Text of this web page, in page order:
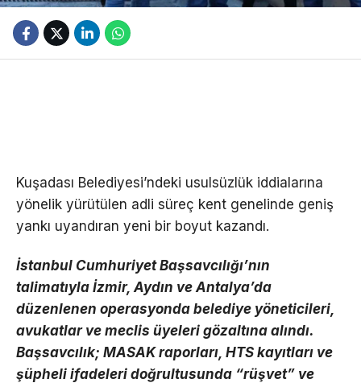
Kuşadası Belediyesi’ndeki usulsüzlük iddialarına
yönelik yürütülen adli süreç kent genelinde geniş
yankı uyandıran yeni bir boyut kazandı.
İstanbul Cumhuriyet Başsavcılığı’nın
talimatıyla İzmir, Aydın ve Antalya’da
düzenlenen operasyonda belediye yöneticileri,
avukatlar ve meclis üyeleri gözaltına alındı.
Başsavcılık; MASAK raporları, HTS kayıtları ve
şüpheli ifadeleri doğrultusunda “rüşvet” ve